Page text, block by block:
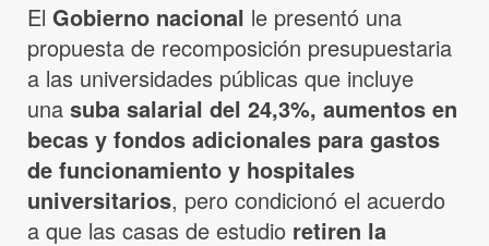
El Gobierno nacional le presentó una
propuesta de recomposición presupuestaria
a las universidades públicas que incluye
una suba salarial del 24,3%, aumentos en
becas y fondos adicionales para gastos
de funcionamiento y hospitales
universitarios, pero condicionó el acuerdo
a que las casas de estudio retiren la